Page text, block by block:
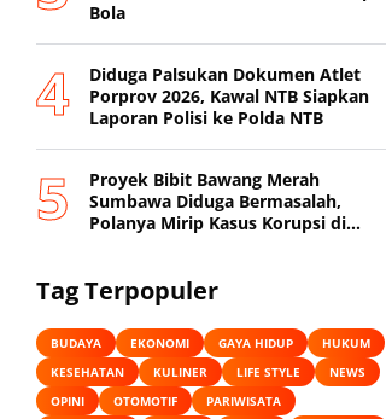
Bola
Diduga Palsukan Dokumen Atlet
Porprov 2026, Kawal NTB Siapkan
Laporan Polisi ke Polda NTB
Proyek Bibit Bawang Merah
Sumbawa Diduga Bermasalah,
Polanya Mirip Kasus Korupsi di
Tag Terpopuler
BUDAYA EKONOMI GAYA HIDUP
HUKUM
KESEHATAN
KULINER LIFE STYLE
NEWS
OPINI
OTOMOTIF
PARIWISATA